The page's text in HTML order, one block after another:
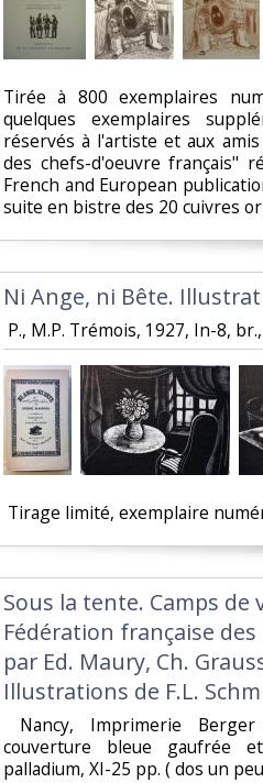
‎Tirée à 800 exemplaires
quelques exemplaires
réservés à l'artiste et aux
des chefs-d'oeuvre français"
French and European
suite en bistre des 20 cuivres
‎Ni Ange, ni Bête.
P., M.P. Trémois, 1927, In-8,
Tirage limité, exemplaire
‎Sous la tente. Camps de
Fédération française
par Ed. Maury, Ch.
Illustrations de F.L.
Nancy, Imprimerie
couverture bleue gaufrée
palladium, XI-25 pp. ( dos un